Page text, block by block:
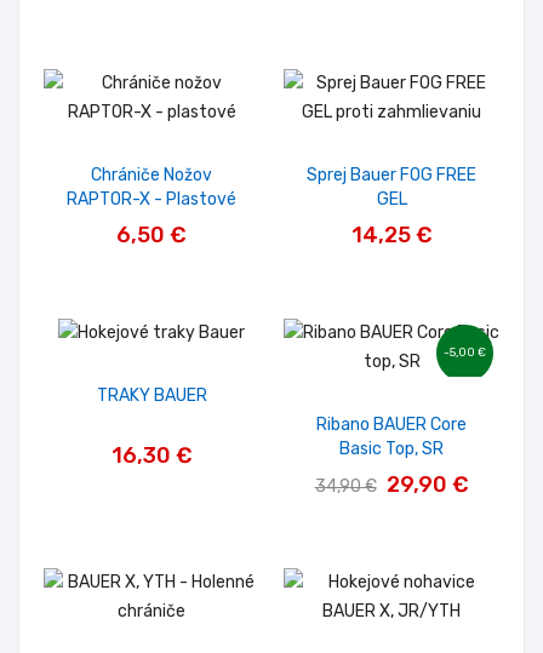
Chrániče Nožov
RAPTOR-X - Plastové
6,50 €
Sprej Bauer FOG FREE
GEL
14,25 €
TRAKY BAUER
16,30 €
-5,00 €
Ribano BAUER Core
Basic Top, SR
34,90 € 29,90 €